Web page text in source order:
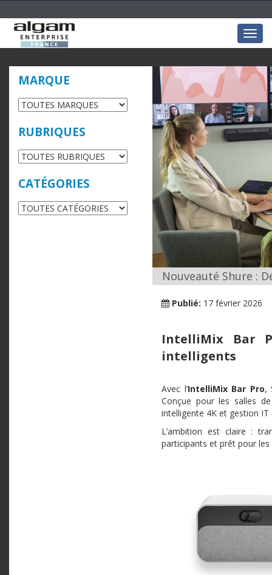
MARQUE
RUBRIQUES
CATÉGORIES
Nouveauté Shure :
Publié: 17 février 2026
IntelliMix Bar
intelligents
Avec l’IntelliMixBar Pro,
Conçue pour les salles
intelligente 4K et gestion
L’ambition est claire :
participants et prêt pour les